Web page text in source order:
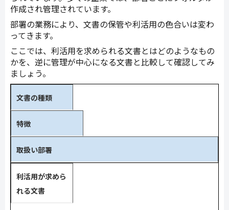
作成され管理されています。
部署の業務により、文書の保管や利活用の色合いは変わ
ってきます。
ここでは、利活用を求められる文書とはどのようなもの
かを、逆に管理が中心になる文書と比較して確認してみ
ましょう。
文書の種類
特徴
取扱い部署
利活用が求めら
れる文書